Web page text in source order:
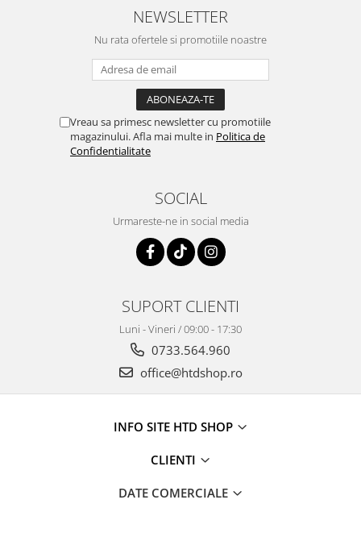
NEWSLETTER
Nu rata ofertele si promotiile noastre
Vreau sa primesc newsletter cu promotiile
magazinului. Afla mai multe in Politica de
Confidentialitate
SOCIAL
Urmareste-ne in social media
SUPORT CLIENTI
Luni - Vineri / 09:00 - 17:30
0733.564.960
office@htdshop.ro
INFO SITE HTD SHOP
CLIENTI
DATE COMERCIALE